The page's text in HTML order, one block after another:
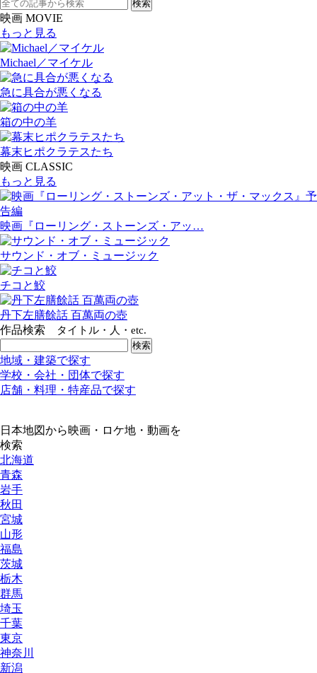
映画 MOVIE
もっと見る
Michael／マイケル
急に具合が悪くなる
箱の中の羊
幕末ヒポクラテスたち
映画 CLASSIC
もっと見る
映画『ローリング・ストーンズ・アッ…
サウンド・オブ・ミュージック
チコと鮫
丹下左膳餘話 百萬両の壺
作品検索
タイトル・人・etc.
地域・建築で探す
学校・会社・団体で探す
店舗・料理・特産品で探す
日本地図から映画・ロケ地・動画を
検索
北海道
青森
岩手
秋田
宮城
山形
福島
茨城
栃木
群馬
埼玉
千葉
東京
神奈川
新潟